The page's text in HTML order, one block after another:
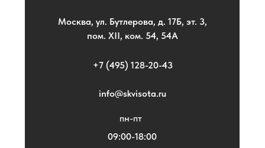
+7 (495) 128-20-43
info@skvisota.ru
Москва, ул. Бутлерова, д. 17Б, эт. 3,
пом. XII, ком. 54, 54А
пн-пт
09:00-18:00